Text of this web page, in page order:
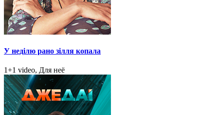
У неділю рано зілля копала
1+1 video, Для неё